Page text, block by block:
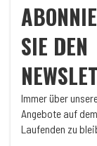
SIE DEN
Immer über
Angebote auf dem
Laufenden zu